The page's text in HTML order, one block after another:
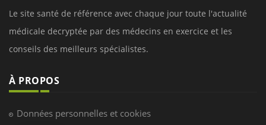
Le site santé de référence avec chaque jour toute l'actualité
médicale decryptée par des médecins en exercice et les
conseils des meilleurs spécialistes.
À PROPOS
Données personnelles et cookies